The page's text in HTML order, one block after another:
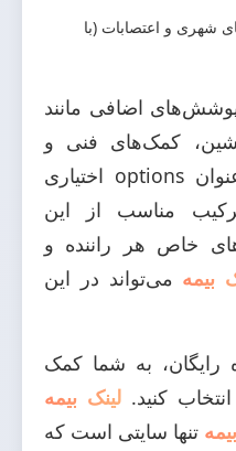
شهری و اعتصابات (با
اضافی مانند
کمک‌های فنی و
امداد جاده‌ای را نیز به عنوان options اختیاری
مناسب از این
خاص هر راننده و
بیمه می‌تواند در این
رایگان، به شما کمک
کنید. لینک بیمه
تنها سایتی است که